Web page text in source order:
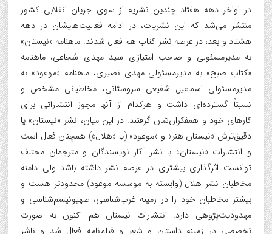
در اواخر دهه هفتاد چندین نشریه از سوی جریان انقلابی کشور
منتشر می‌شد که این نشریات، در ادامه فعالیت‌هایشان در دهه
هشتاد و بعد، در عرصه نشر کتاب هم فعال شدند. ماهنامه «نیستان»
به مدیرمسئولی و صاحب امتیازی سید مهدی شجاعی، ماهنامه
«کتاب صبح» به مدیرمسئولی مهدی نصیری، ماهنامه «موعود» به
مدیرمسئولی اسماعیل شفیعی سروستانی، مخاطبانی مشخص و
نسبتاً گسترده‌ای داشت و هرکدام از آنها مجوز انتشاراتی برای
کارهای خود و همفکران‌شان گرفتند. در این میان، نشر «نیستان» یا
دقیق‌ترش «نیستان هنر» و «موعود» (یا «هلال») همچنان فعال است
و انتشارات «نیستان» با نشر آثار نویسندگان و مترجمان مختلف
توانست اثرگذاری بیشتری در عرصه نشر داشته باشد ولی دامنه
مخاطبان نشر هلال (وابسته به موسسه موعود) محدودتر هست و
بیشتر مخاطبان خود را در زمینه غرب‌شناسی، صهیونیسم‌شناسی و
مهدودیت‌پژوهی دارد. انتشارات نیستان هم اکنون به صورت
تخصصی در زمینه داستان و شعر و فیلم‌نامه فعال شد و ناشر